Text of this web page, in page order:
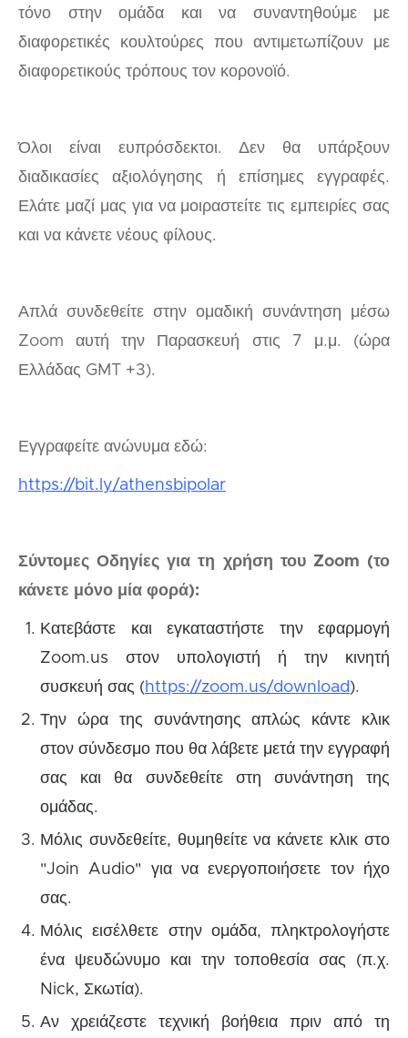
τόνο στην ομάδα και να συναντηθούμε με
διαφορετικές κουλτούρες που αντιμετωπίζουν με
διαφορετικούς τρόπους τον κορονοϊό.
Όλοι είναι ευπρόσδεκτοι. Δεν θα υπάρξουν
διαδικασίες αξιολόγησης ή επίσημες εγγραφές.
Ελάτε μαζί μας για να μοιραστείτε τις εμπειρίες σας
και να κάνετε νέους φίλους.
Απλά συνδεθείτε στην ομαδική συνάντηση μέσω
Zoom αυτή την Παρασκευή στις 7 μ.μ. (ώρα
Ελλάδας GMT +3).
Εγγραφείτε ανώνυμα εδώ:
https://bit.ly/athensbipolar
Σύντομες Οδηγίες για τη χρήση του Zoom (το
κάνετε μόνο μία φορά):
Κατεβάστε και εγκαταστήστε την εφαρμογή
Zoom.us στον υπολογιστή ή την κινητή
συσκευή σας (https://zoom.us/download).
Την ώρα της συνάντησης απλώς κάντε κλικ
στον σύνδεσμο που θα λάβετε μετά την εγγραφή
σας και θα συνδεθείτε στη συνάντηση της
ομάδας.
Μόλις συνδεθείτε, θυμηθείτε να κάνετε κλικ στο
"Join Audio" για να ενεργοποιήσετε τον ήχο
σας.
Μόλις εισέλθετε στην ομάδα, πληκτρολογήστε
ένα ψευδώνυμο και την τοποθεσία σας (π.χ.
Nick, Σκωτία).
Αν χρειάζεστε τεχνική βοήθεια πριν από τη